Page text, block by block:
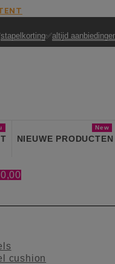
stapelkorting✅altijd
NIEUWE PRODUCTEN
New
cushion